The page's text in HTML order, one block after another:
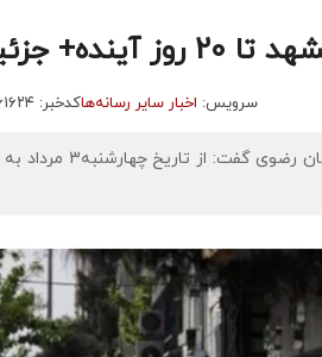
جزئیات
سرویس: اخبار سایر رسانه‌هاکدخبر: ۶۶۱۶۲۴